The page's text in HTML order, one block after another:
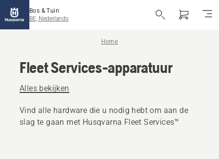
Bos & Tuin
BE, Nederlands
Home
Fleet Services-apparatuur
Alles bekijken
Vind alle hardware die u nodig hebt om aan de
slag te gaan met Husqvarna Fleet Services™